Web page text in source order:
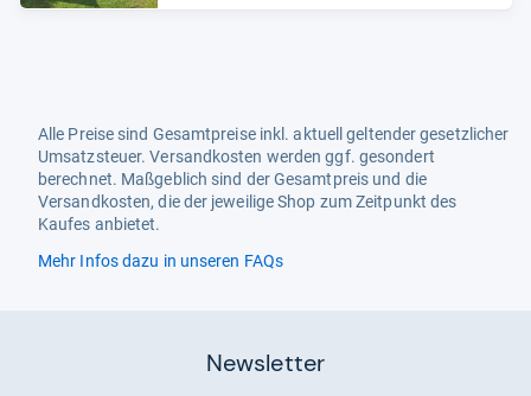
Alle Preise sind Gesamtpreise inkl. aktuell geltender gesetzlicher
Umsatzsteuer. Versandkosten werden ggf. gesondert
berechnet. Maßgeblich sind der Gesamtpreis und die
Versandkosten, die der jeweilige Shop zum Zeitpunkt des
Kaufes anbietet.
Mehr Infos dazu in unseren FAQs
Newsletter